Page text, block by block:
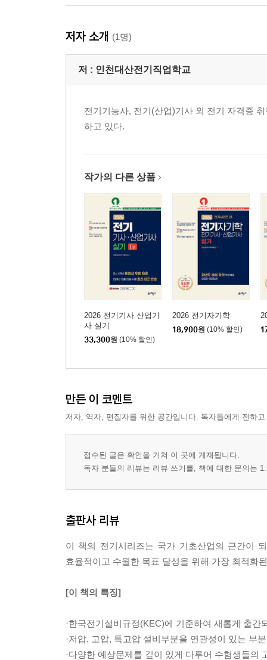
저자 소개 (1명)
저 : 인천대산전기직업학교
전기기능사, 전기(산업)기사 외 전기 자격증
하고 있다.
작가의 다른 상품
2026 전기기사 산업기
사 실기
33,300원 (10% 할인)
2026 전기자기학
18,900원 (10% 할인)
만든 이 코멘트
저자, 역자, 편집자를 위한 공간입니다. 독자들에게 전하
접수된 글은 확인을 거쳐 이 곳에 게재됩니다.
독자 분들의 리뷰는 리뷰 쓰기를, 책에 대한 문의는
출판사 리뷰
이 책의 전기시리즈는 국가 기초산업의 근간이
효율적이고 수월한 목표 달성을 위해 가장 최적화
[이 책의 특징]
·한국전기설비규정(KEC)에 기준하여 새롭게 출
·저압, 고압, 특고압 설비부분을 연관성이 있는 부
·다양한 예상문제를 깊이 있게 다루어 수험생들의